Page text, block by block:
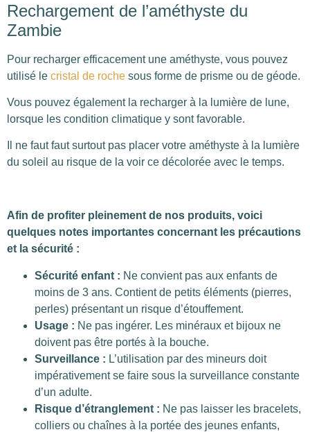
Rechargement de l’améthyste du
Zambie
Pour recharger efficacement une améthyste, vous pouvez
utilisé le cristal de roche sous forme de prisme ou de géode.
Vous pouvez également la recharger à la lumière de lune,
lorsque les condition climatique y sont favorable.
Il ne faut faut surtout pas placer votre améthyste à la lumière
du soleil au risque de la voir ce décolorée avec le temps.
Afin de profiter pleinement de nos produits, voici
quelques notes importantes concernant les précautions
et la sécurité :
Sécurité enfant : Ne convient pas aux enfants de
moins de 3 ans. Contient de petits éléments (pierres,
perles) présentant un risque d’étouffement.
Usage : Ne pas ingérer. Les minéraux et bijoux ne
doivent pas être portés à la bouche.
Surveillance : L’utilisation par des mineurs doit
impérativement se faire sous la surveillance constante
d’un adulte.
Risque d’étranglement : Ne pas laisser les bracelets,
colliers ou chaînes à la portée des jeunes enfants,